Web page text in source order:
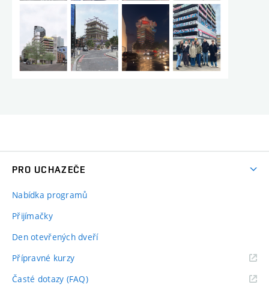
PRO UCHAZEČE
Nabídka programů
Přijímačky
Den otevřených dveří
Přípravné kurzy
Časté dotazy (FAQ)